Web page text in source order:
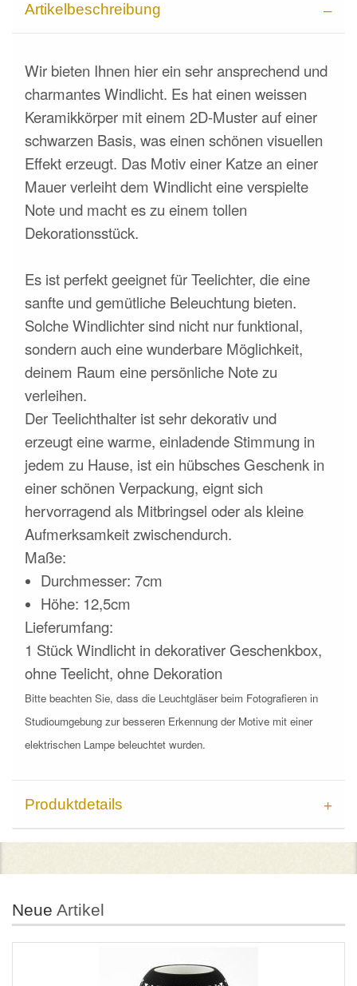
Artikelbeschreibung
Wir bieten Ihnen hier ein sehr ansprechend und
charmantes Windlicht. Es hat einen weissen
Keramikkörper mit einem 2D-Muster auf einer
schwarzen Basis, was einen schönen visuellen
Effekt erzeugt. Das Motiv einer Katze an einer
Mauer verleiht dem Windlicht eine verspielte
Note und macht es zu einem tollen
Dekorationsstück.
Es ist perfekt geeignet für Teelichter, die eine
sanfte und gemütliche Beleuchtung bieten.
Solche Windlichter sind nicht nur funktional,
sondern auch eine wunderbare Möglichkeit,
deinem Raum eine persönliche Note zu
verleihen.
Der Teelichthalter ist sehr dekorativ und
erzeugteine warme, einladende Stimmung in
jedem zu Hause, ist ein hübsches Geschenk in
einer schönen Verpackung, eignt sich
hervorragend als Mitbringsel oder als kleine
Aufmerksamkeit zwischendurch.
Maße:
Durchmesser: 7cm
Höhe: 12,5cm
Lieferumfang:
1 Stück Windlicht in dekorativer Geschenkbox,
ohne Teelicht, ohne Dekoration
Bitte beachten Sie, dass die Leuchtgläser beim Fotografieren in
Studioumgebung zur besseren Erkennung der Motive mit einer
elektrischen Lampe beleuchtet wurden.
Produktdetails
Neue Artikel